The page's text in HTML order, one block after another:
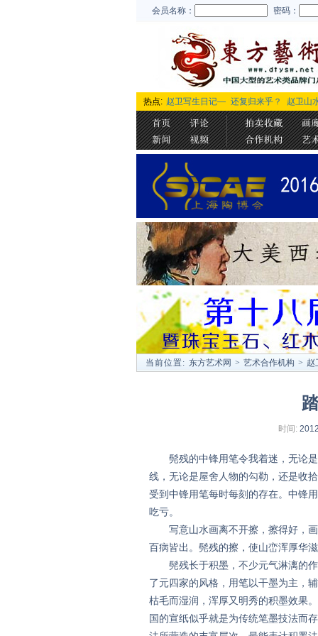
会员名称： 密码：
热点: 赵卫写生日记— 还复归来乎？ 赵卫山
当前位置: 东方艺术网 > 艺术合作机构 > 赵
时间:
髡残的中锋用笔令我着迷，无论是
线，无论是屋舍人物的勾勒，还是收
受到中锋用笔每时每刻的存在。中锋
吃亏。
写意山水画离不开擦，擦得好，画
百病皆出。髡残的擦，使山峦浑厚华
髡残长于积墨，不少元气淋漓的作
了元四家的风格，用笔以干墨为主，
枯毛而湿润，浑厚又明秀的积墨效果
国的宣纸似乎就是为传统笔墨技法而